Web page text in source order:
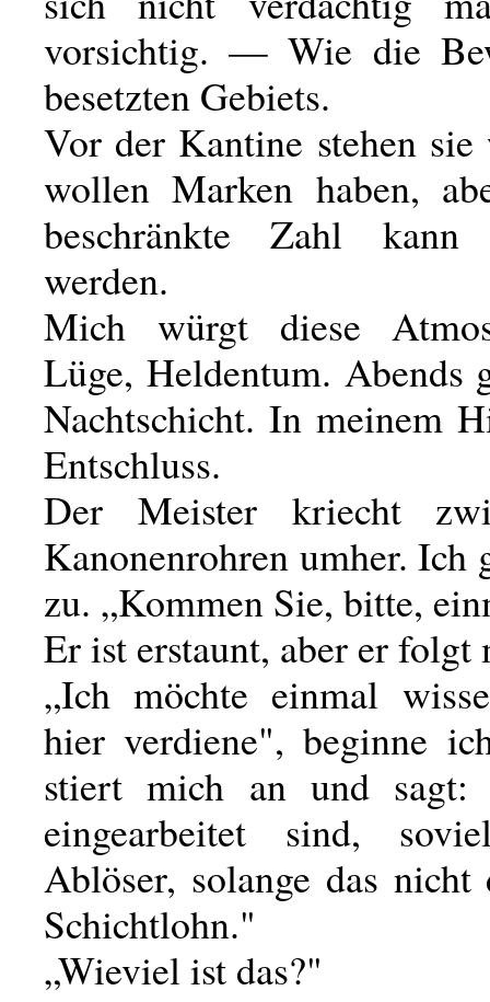
vorsichtig. — Wie die
besetzten Gebiets.
Vor der Kantine stehen
wollen Marken haben,
beschränkte Zahl kann
werden.
Mich würgt diese
Lüge, Heldentum. Abends
Nachtschicht. In meinem
Entschluss.
Der Meister kriecht
Kanonenrohren umher. Ich
zu. „Kommen Sie, bitte,
Er ist erstaunt, aber er folgt
„Ich möchte einmal
hier verdiene", beginne
stiert mich an und sagt:
eingearbeitet sind,
Ablöser, solange das
Schichtlohn."
„Wieviel ist das?"